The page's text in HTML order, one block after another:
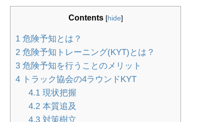
Contents [hide]
1 危険予知とは？
2 危険予知トレーニング(KYT)とは？
3 危険予知を行うことのメリット
4 トラック協会の4ラウンドKYT
4.1現状把握
4.2本質追及
4.3対策樹立